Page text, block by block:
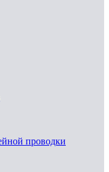
проводки